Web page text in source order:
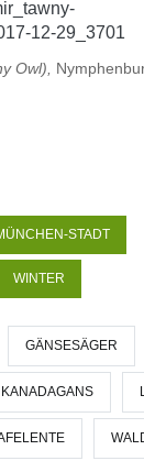
Owl),
STADT
WINTER
GÄNSESÄGER
KANADAGANS